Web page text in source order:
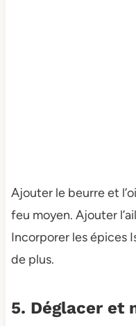
Ajouter le beurre et
feu moyen. Ajouter
Incorporer les épices
de plus.
5. Déglacer et